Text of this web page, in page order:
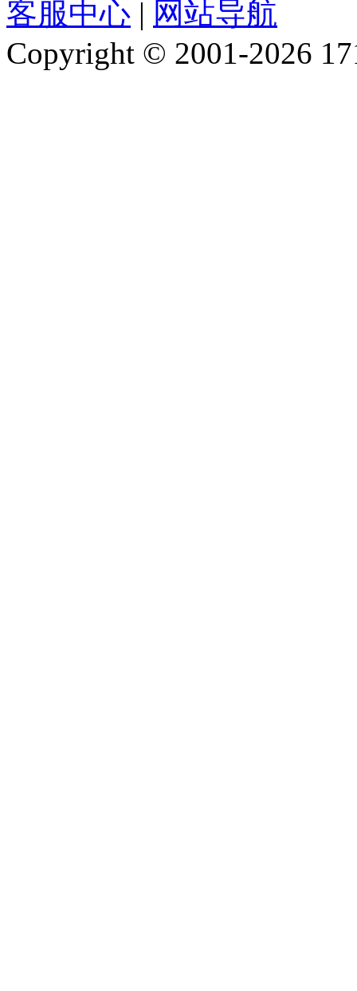
客服中心 | 网站导航
Copyright © 2001-2026